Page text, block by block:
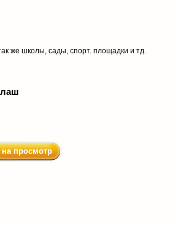
же школы, сады, спорт. площадки и тд.
на просмотр